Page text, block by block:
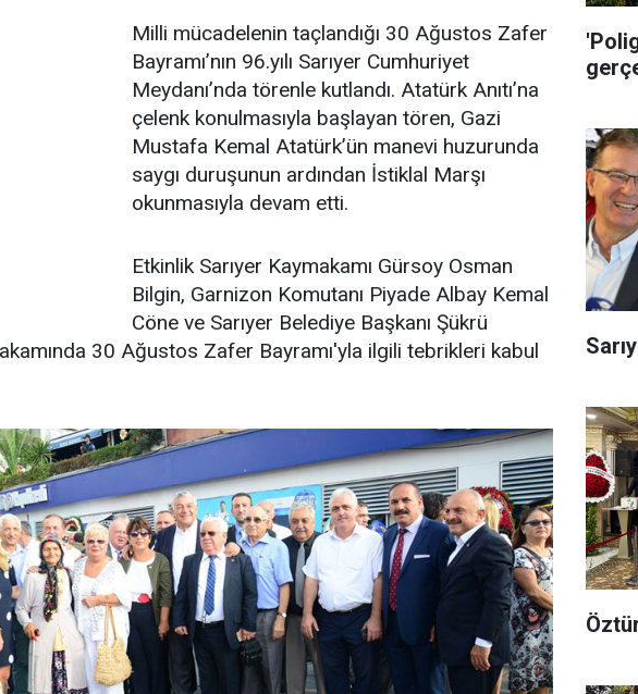
Milli mücadelenin taçlandığı 30 Ağustos Zafer
Bayramı’nın 96.yılı Sarıyer Cumhuriyet
Meydanı’nda törenle kutlandı. Atatürk Anıtı’na
çelenk konulmasıyla başlayan tören, Gazi
Mustafa Kemal Atatürk’ün manevi huzurunda
saygı duruşunun ardından İstiklal Marşı
okunmasıyla devam etti.
Etkinlik Sarıyer Kaymakamı Gürsoy Osman
Bilgin, Garnizon Komutanı Piyade Albay Kemal
Cöne ve Sarıyer Belediye Başkanı Şükrü
30 Ağustos Zafer Bayramı'yla ilgili tebrikleri kabul